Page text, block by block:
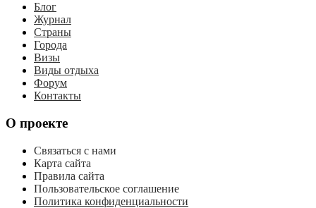
Блог
Журнал
Страны
Города
Визы
Виды отдыха
Форум
Контакты
О проекте
Связаться с нами
Карта сайта
Правила сайта
Пользовательское соглашение
Политика конфиденциальности